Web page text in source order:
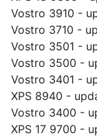
Vostro 3910 -
Vostro 3710 -
Vostro 3501 -
Vostro 3500 -
Vostro 3401 -
XPS 8940 -
Vostro 3400 -
XPS 17 9700 -